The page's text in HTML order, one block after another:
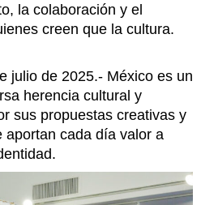
la colaboración y el
creen que la cultura.
julio de 2025.- México es un
herencia cultural y
sus propuestas creativas y
aportan cada día valor a